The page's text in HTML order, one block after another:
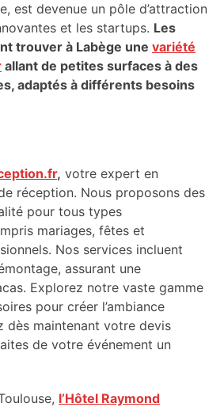
est devenue un pôle d’attraction
et les startups. Les
trouver à Labège une variété
allant de petites surfaces à des
adaptés à différents besoins
, votre expert en
réception. Nous proposons des
pour tous types
mariages, fêtes et
Nos services incluent
assurant une
Explorez notre vaste gamme
pour créer l’ambiance
dès maintenant votre devis
de votre événement un
l’Hôtel Raymond